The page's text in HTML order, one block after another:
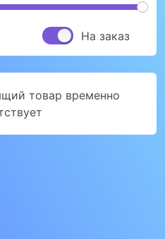
На заказ
товар временно